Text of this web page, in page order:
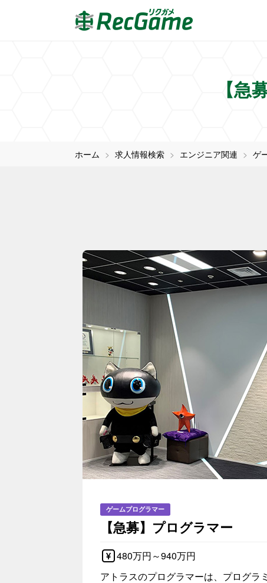
【
ホーム 求人情報検索 エンジニア関連 ゲ
ゲームプログラマー
【急募】プログラマー
480万円～940万円
アトラスのプログラマーは、プログ